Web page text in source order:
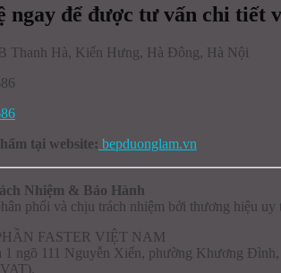
ngay để được tư vấn chi tiết
Thanh Hà, Kiến Hưng, Hà Đông, Hà Nội
tại website: bepduonglam.vn
Nhiệm & Bảo Hành
phối và chịu trách nhiệm bởi thương hiệu uy
FASTER VIỆT NAM
1 ngõ 111 Nguyễn Xiển, phường Khương